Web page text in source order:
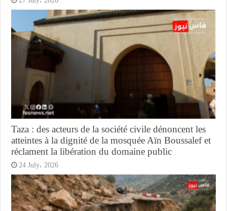
Taza : des acteurs de la société civile dénoncent les
atteintes à la dignité de la mosquée Aïn Boussalef et
réclament la libération du domaine public
24 July، 2026